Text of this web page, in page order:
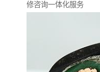
修咨询一体化服务